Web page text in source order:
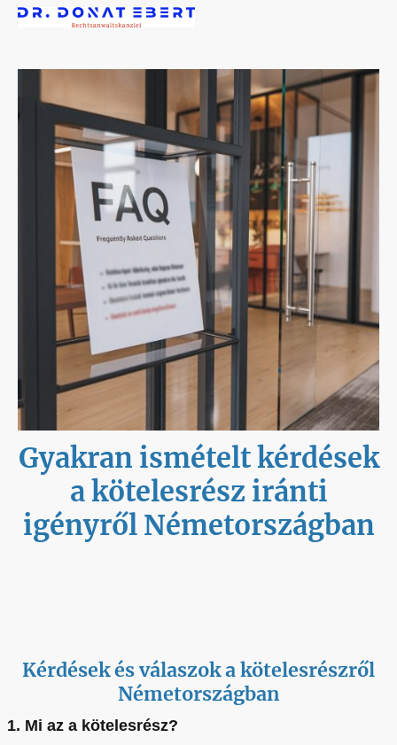
Gyakran ismételt kérdések
a kötelesrész iránti
igényről Németországban
Kérdések és válaszok a kötelesrészről
Németországban
1. Mi az a kötelesrész?